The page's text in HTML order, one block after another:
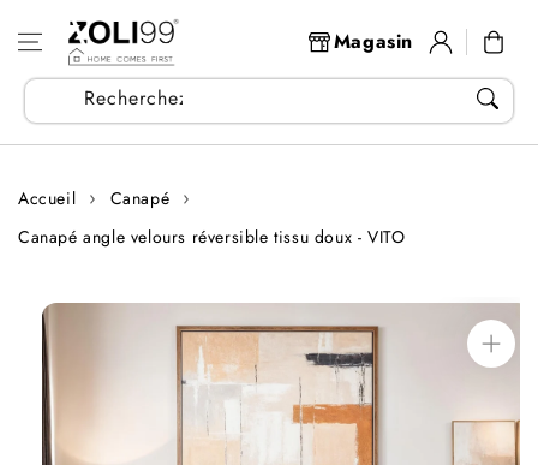
contenu
Recherchez vos articles...
Magasin
connecter
Panier
Accueil
Canapé
Canapé angle velours réversible tissu doux - VITO
informations
sur le produit